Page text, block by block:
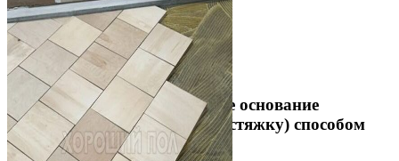
Укладка фанеры на бетонное основание
(огрунтованную цементную стяжку) способом
жесткого приклеивания